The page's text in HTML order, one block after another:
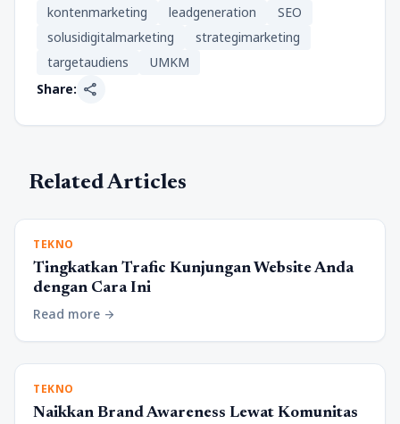
kontenmarketing
leadgeneration
SEO
solusidigitalmarketing
strategimarketing
targetaudiens
UMKM
Share: share
Related Articles
TEKNO
Tingkatkan Trafic Kunjungan Website Anda
dengan Cara Ini
Read more arrow_forward
TEKNO
Naikkan Brand Awareness Lewat Komunitas